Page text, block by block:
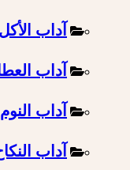
آداب
آداب
آداب النوم
آداب